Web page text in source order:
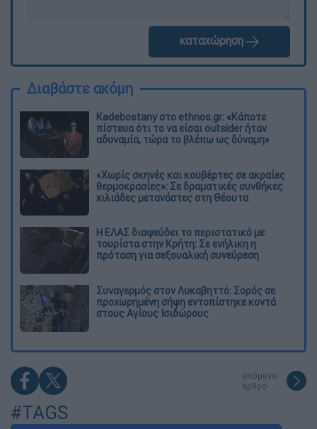
καταχώρηση
Διαβάστε ακόμη
Kadebostany στο ethnos.gr: «Κάποτε
πίστευα ότι το να είσαι outsider ήταν
αδυναμία, τώρα το βλέπω ως δύναμη»
«Χωρίς σκηνές και κουβέρτες σε ακραίες
θερμοκρασίες»: Σε δραματικές συνθήκες
χιλιάδες μετανάστες στη Θέουτα
Η ΕΛΑΣ διαψεύδει το περιστατικό με
τουρίστα στην Κρήτη: Σε ενήλικη η
πρόταση για σεξουαλική συνεύρεση
Συναγερμός στον Λυκαβηττό: Σορός σε
προχωρημένη σήψη εντοπίστηκε κοντά
στους Αγίους Ισιδώρους
επόμενο
άρθρο
#TAGS